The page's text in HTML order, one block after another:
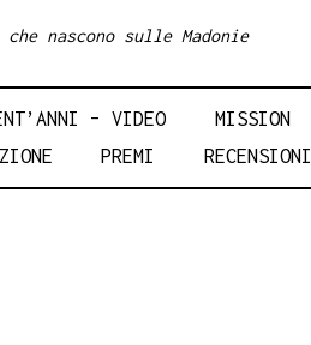
nascono sulle Madonie
– VIDEO MISSION
PREMI RECENSIONI